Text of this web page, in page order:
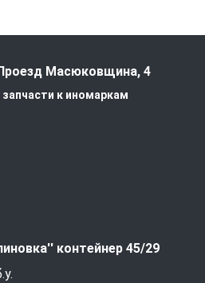
Масюковщина, 4
запчасти к иномаркам
контейнер 45/29